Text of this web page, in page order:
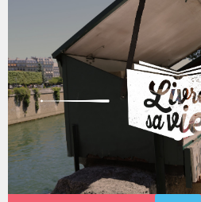
principal
LIVRE SA VIE